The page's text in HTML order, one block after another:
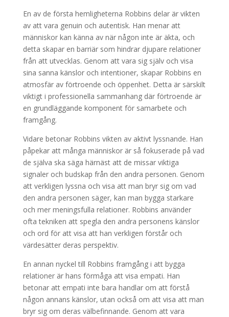
En av de första hemligheterna Robbins delar är vikten
av att vara genuin och autentisk. Han menar att
människor kan känna av när någon inte är äkta, och
detta skapar en barriär som hindrar djupare relationer
från att utvecklas. Genom att vara sig själv och visa
sina sanna känslor och intentioner, skapar Robbins en
atmosfär av förtroende och öppenhet. Detta är särskilt
viktigt i professionella sammanhang där förtroende är
en grundläggande komponent för samarbete och
framgång.
Vidare betonar Robbins vikten av aktivt lyssnande. Han
påpekar att många människor är så fokuserade på vad
de själva ska säga härnäst att de missar viktiga
signaler och budskap från den andra personen. Genom
att verkligen lyssna och visa att man bryr sig om vad
den andra personen säger, kan man bygga starkare
och mer meningsfulla relationer. Robbins använder
ofta tekniken att spegla den andra personens känslor
och ord för att visa att han verkligen förstår och
värdesätter deras perspektiv.
En annan nyckel till Robbins framgång i att bygga
relationer är hans förmåga att visa empati. Han
betonar att empati inte bara handlar om att förstå
någon annans känslor, utan också om att visa att man
bryr sig om deras välbefinnande. Genom att vara